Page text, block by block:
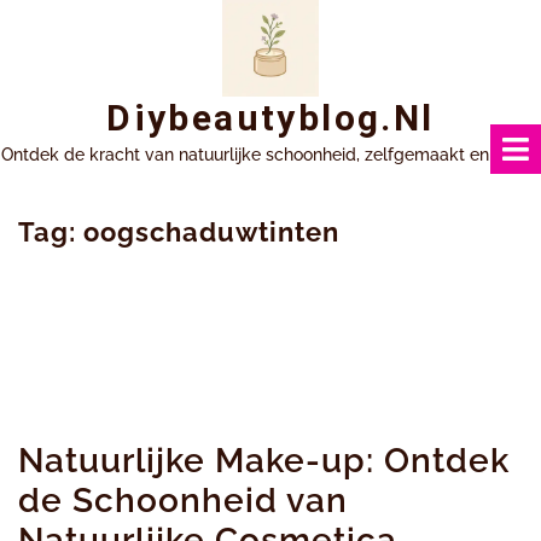
Diybeautyblog.nl
Ontdek de kracht van natuurlijke schoonheid, zelfgemaakt en uniek.
Tag: oogschaduwtinten
Natuurlijke Make-up: Ontdek
de Schoonheid van